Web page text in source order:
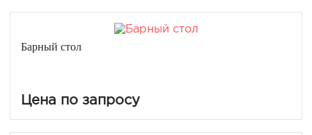
Барный стол
Цена по запросу